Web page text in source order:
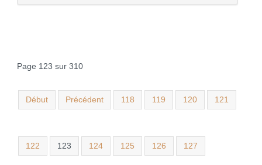
Page 123 sur 310
Début Précédent 118 119 120 121
122 123 124 125 126 127